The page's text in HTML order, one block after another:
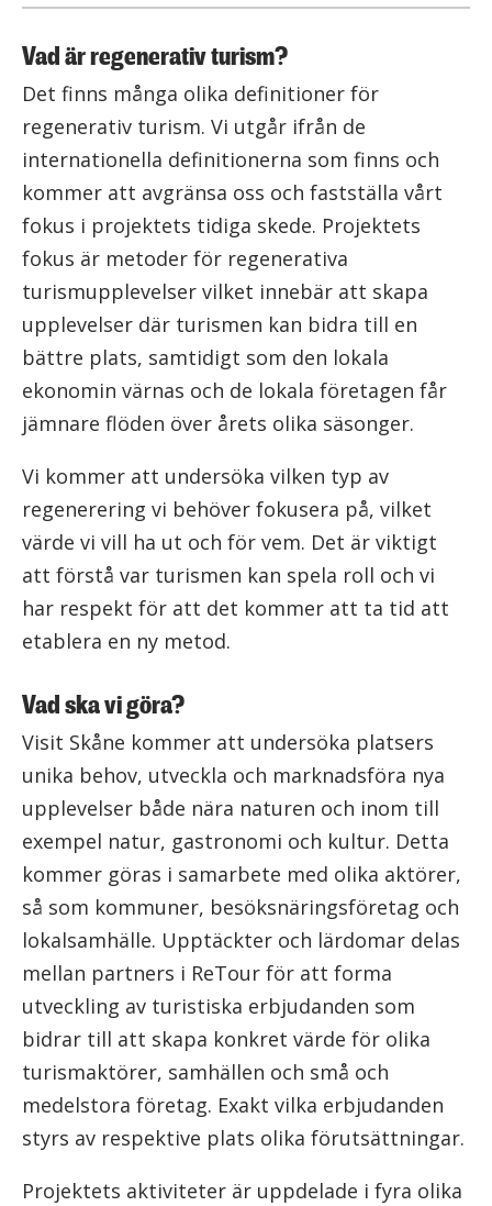
Vad är regenerativ turism?
Det finns många olika definitioner för
regenerativ turism. Vi utgår ifrån de
internationella definitionerna som finns och
kommer att avgränsa oss och fastställa vårt
fokus i projektets tidiga skede. Projektets
fokus är metoder för regenerativa
turismupplevelser vilket innebär att skapa
upplevelser där turismen kan bidra till en
bättre plats, samtidigt som den lokala
ekonomin värnas och de lokala företagen får
jämnare flöden över årets olika säsonger.
Vi kommer att undersöka vilken typ av
regenerering vi behöver fokusera på, vilket
värde vi vill ha ut och för vem. Det är viktigt
att förstå var turismen kan spela roll och vi
har respekt för att det kommer att ta tid att
etablera en ny metod.
Vad ska vi göra?
Visit Skåne kommer att undersöka platsers
unika behov, utveckla och marknadsföra nya
upplevelser både nära naturen och inom till
exempel natur, gastronomi och kultur. Detta
kommer göras i samarbete med olika aktörer,
så som kommuner, besöksnäringsföretag och
lokalsamhälle. Upptäckter och lärdomar delas
mellan partners i ReTour för att forma
utveckling av turistiska erbjudanden som
bidrar till att skapa konkret värde för olika
turismaktörer, samhällen och små och
medelstora företag. Exakt vilka erbjudanden
styrs av respektive plats olika förutsättningar.
Projektets aktiviteter är uppdelade i fyra olika